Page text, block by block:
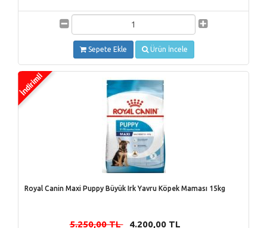
Sepete Ekle Ürün İncele
Royal Canin Maxi Puppy Büyük Irk Yavru Köpek Maması 15kg
5.250,00 TL- 4.200,00 TL